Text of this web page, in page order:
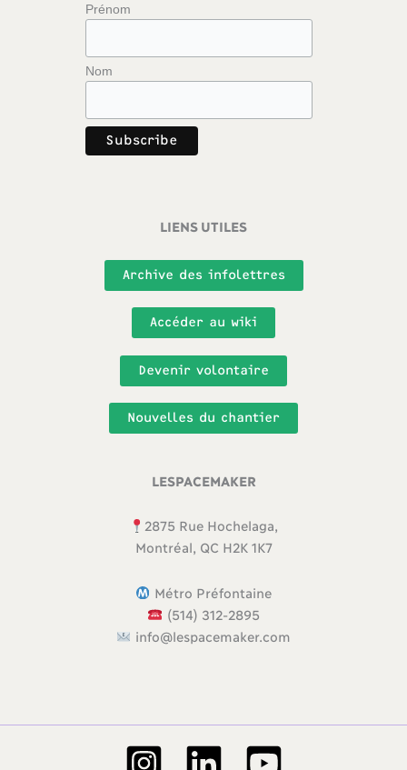
Prénom
Nom
LIENS UTILES
Archive des infolettres
Accéder au wiki
Devenir volontaire
Nouvelles du chantier
LESPACEMAKER
2875 Rue Hochelaga,
Montréal, QC H2K 1K7
Métro Préfontaine
(514) 312-2895
info@lespacemaker.com